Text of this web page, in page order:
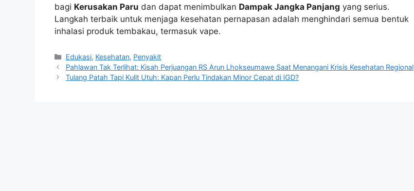
bagi Kerusakan Paru dan dapat menimbulkan Dampak Jangka Panjang yang serius.
Langkah terbaik untuk menjaga kesehatan pernapasan adalah menghindari semua bentuk
inhalasi produk tembakau, termasuk vape.
Kategori
Edukasi, Kesehatan, Penyakit
Pahlawan Tak Terlihat: Kisah Perjuangan RS Arun Lhokseumawe Saat Menangani Krisis Kesehatan Regional
Tulang Patah Tapi Kulit Utuh: Kapan Perlu Tindakan Minor Cepat di IGD?